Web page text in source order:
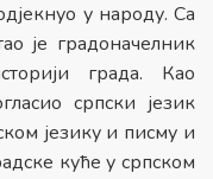
у народу. Са
је градоначелник
града. Као
српски језик
језику и писму и
куће у српском